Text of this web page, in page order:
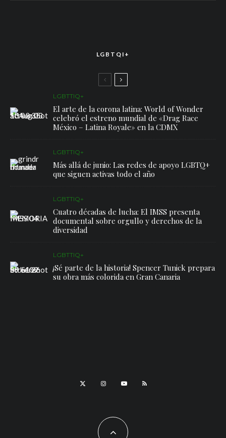
LGBTQI+
LGBTTIQ+
El arte de la corona latina: World of Wonder
celebró el estreno mundial de «Drag Race
México – Latina Royale» en la CDMX
LGBTTIQ+
Más allá de junio: Las redes de apoyo LGBTQ+
que siguen activas todo el año
LGBTTIQ+
Cuatro décadas de lucha: El IMSS presenta
documental sobre orgullo y derechos de la
diversidad
LGBTTIQ+
¡Sé parte de la historia! Spencer Tunick prepara
su obra más colorida en Gran Canaria